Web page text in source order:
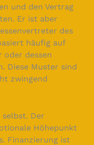
und den Vertrag
Er ist aber
des
häufig auf
oder dessen
Diese Muster sind
zwingend
Der
Höhepunkt
Finanzierung ist